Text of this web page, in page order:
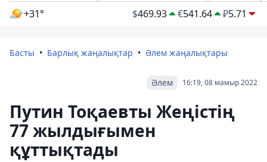
+31° $469.93 €541.64 ₽5.71
Басты Барлық жаңалықтар Әлем жаңалықтары
16:19, 08 мамыр 2022
Әлем
Путин Тоқаевты Жеңістің
77 жылдығымен
құттықтады